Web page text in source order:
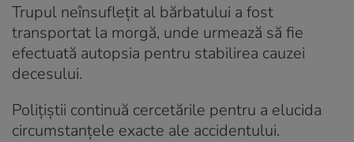
Trupul neînsuflețit al bărbatului a fost
transportat la morgă, unde urmează să fie
efectuată autopsia pentru stabilirea cauzei
decesului.
Polițiștii continuă cercetările pentru a elucida
circumstanțele exacte ale accidentului.